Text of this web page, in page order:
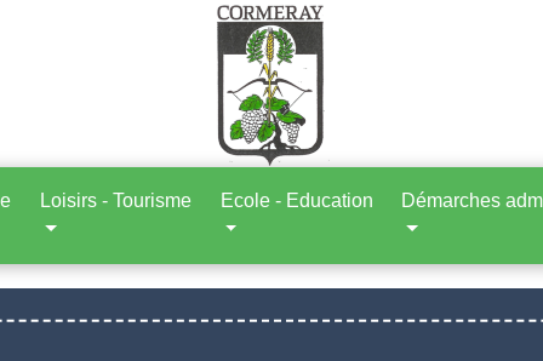
Loisirs - Tourisme Ecole - Education Démarches